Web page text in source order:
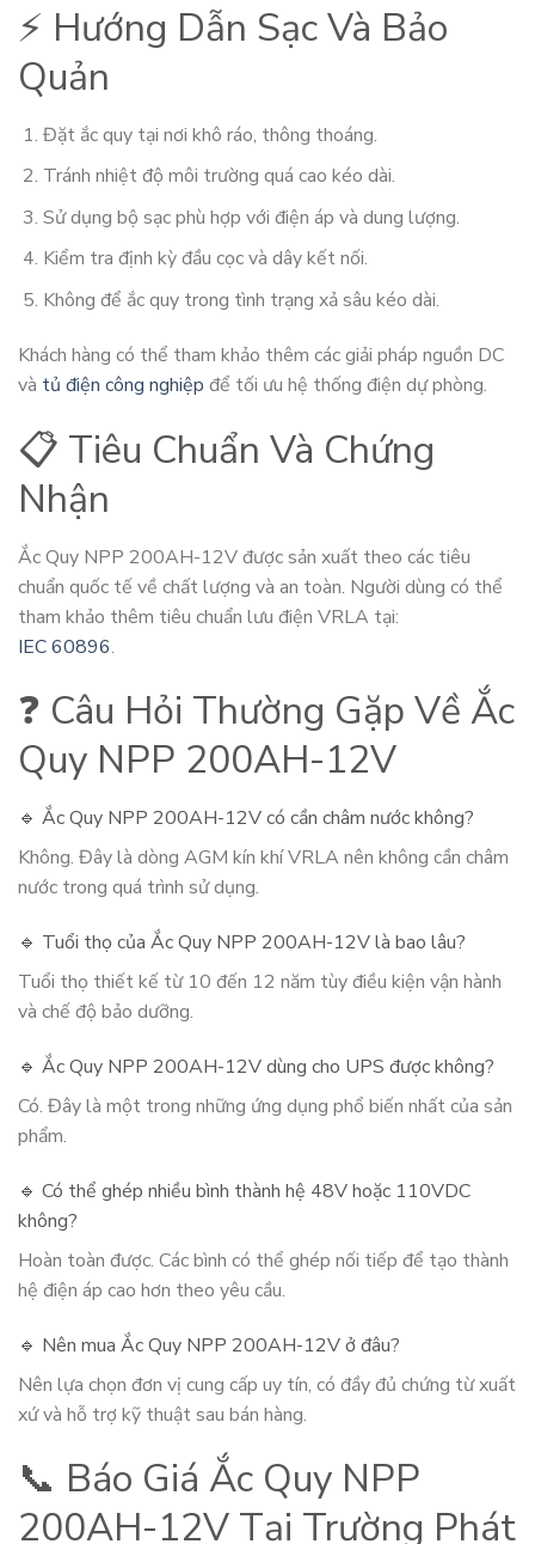
⚡ Hướng Dẫn Sạc Và Bảo
Quản
Đặt ắc quy tại nơi khô ráo, thông thoáng.
Tránh nhiệt độ môi trường quá cao kéo dài.
Sử dụng bộ sạc phù hợp với điện áp và dung lượng.
Kiểm tra định kỳ đầu cọc và dây kết nối.
Không để ắc quy trong tình trạng xả sâu kéo dài.
Khách hàng có thể tham khảo thêm các giải pháp nguồn DC
và tủ điện công nghiệp để tối ưu hệ thống điện dự phòng.
📋 Tiêu Chuẩn Và Chứng
Nhận
Ắc Quy NPP 200AH-12V được sản xuất theo các tiêu
chuẩn quốc tế về chất lượng và an toàn. Người dùng có thể
tham khảo thêm tiêu chuẩn lưu điện VRLA tại:
IEC 60896.
❓ Câu Hỏi Thường Gặp Về Ắc
Quy NPP 200AH-12V
🔹 Ắc Quy NPP 200AH-12V có cần châm nước không?
Không. Đây là dòng AGM kín khí VRLA nên không cần châm
nước trong quá trình sử dụng.
🔹 Tuổi thọ của Ắc Quy NPP 200AH-12V là bao lâu?
Tuổi thọ thiết kế từ 10 đến 12 năm tùy điều kiện vận hành
và chế độ bảo dưỡng.
🔹 Ắc Quy NPP 200AH-12V dùng cho UPS được không?
Có. Đây là một trong những ứng dụng phổ biến nhất của sản
phẩm.
🔹 Có thể ghép nhiều bình thành hệ 48V hoặc 110VDC
không?
Hoàn toàn được. Các bình có thể ghép nối tiếp để tạo thành
hệ điện áp cao hơn theo yêu cầu.
🔹 Nên mua Ắc Quy NPP 200AH-12V ở đâu?
Nên lựa chọn đơn vị cung cấp uy tín, có đầy đủ chứng từ xuất
xứ và hỗ trợ kỹ thuật sau bán hàng.
📞 Báo Giá Ắc Quy NPP
200AH-12V Tại Trường Phát